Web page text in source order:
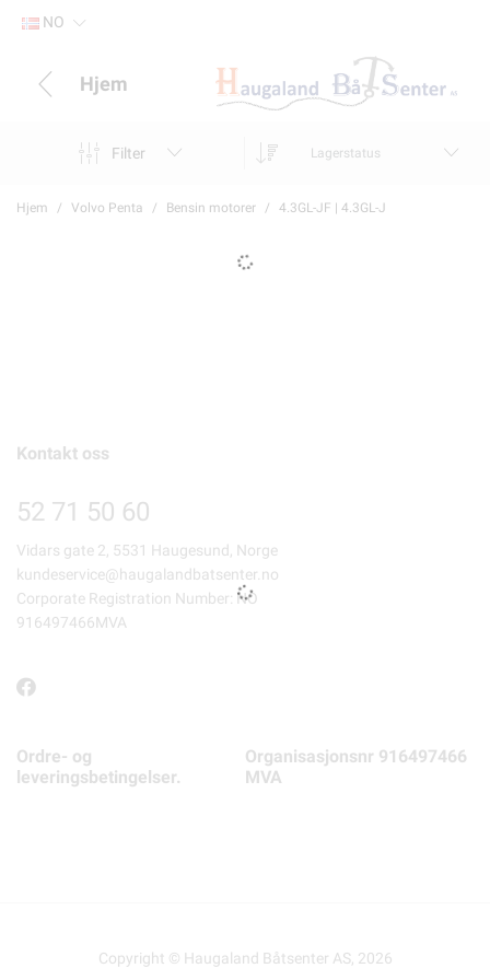
NO
Hjem
Filter Lagerstatus
Hjem Volvo Penta Bensin motorer 4.3GL-JF | 4.3GL-J
Kontakt oss
52 71 50 60
Vidars gate 2, 5531 Haugesund, Norge
kundeservice@haugalandbatsenter.no
Corporate Registration Number: NO
916497466MVA
Ordre- og
leveringsbetingelser.
Organisasjonsnr 916497466
MVA
Copyright © Haugaland Båtsenter AS, 2026